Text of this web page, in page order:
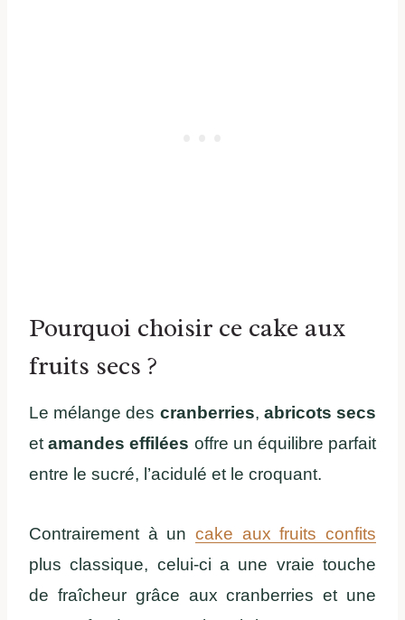
Pourquoi choisir ce cake aux
fruits secs ?
Le mélange des cranberries, abricots secs
etamandes effilées offre un équilibre parfait
entre le sucré, l’acidulé et le croquant.
Contrairement à un cake aux fruits confits
plus classique, celui-ci a une vraie touche
de fraîcheur grâce aux cranberries et une